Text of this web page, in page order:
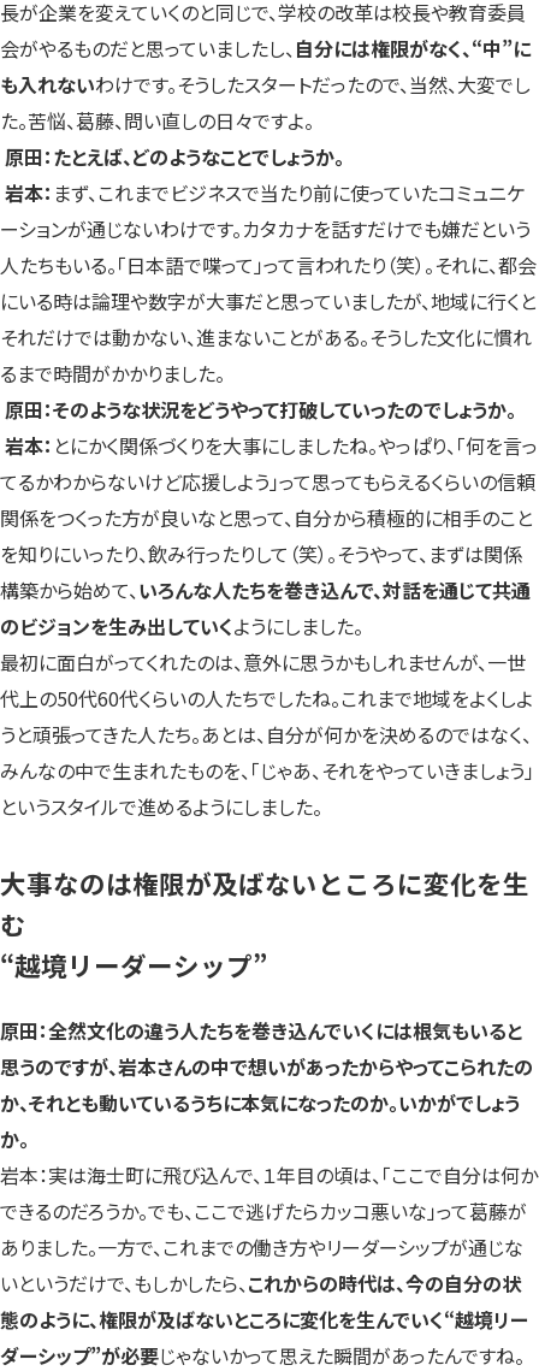
長が企業を変えていくのと同じで、学校の改革は校長や教育委員
会がやるものだと思っていましたし、自分には権限がなく、“中”に
も入れないわけです。そうしたスタートだったので、当然、大変でし
た。苦悩、葛藤、問い直しの日々ですよ。
原田：たとえば、どのようなことでしょうか。
岩本： まず、これまでビジネスで当たり前に使っていたコミュニケ
ーションが通じないわけです。カタカナを話すだけでも嫌だという
人たちもいる。「日本語で喋って」って言われたり（笑）。それに、都会
にいる時は論理や数字が大事だと思っていましたが、地域に行くと
それだけでは動かない、進まないことがある。そうした文化に慣れ
るまで時間がかかりました。
原田：そのような状況をどうやって打破していったのでしょうか。
岩本： とにかく関係づくりを大事にしましたね。やっぱり、「何を言っ
てるかわからないけど応援しよう」って思ってもらえるくらいの信頼
関係をつくった方が良いなと思って、自分から積極的に相手のこと
を知りにいったり、飲み行ったりして（笑）。そうやって、まずは関係
構築から始めて、いろんな人たちを巻き込んで、対話を通じて共通
のビジョンを生み出していくようにしました。
最初に面白がってくれたのは、意外に思うかもしれませんが、一世
代上の50代60代くらいの人たちでしたね。これまで地域をよくしよ
うと頑張ってきた人たち。あとは、自分が何かを決めるのではなく、
みんなの中で生まれたものを、「じゃあ、それをやっていきましょう」
というスタイルで進めるようにしました。
大事なのは権限が及ばないところに変化を生
む
“越境リーダーシップ”
原田：全然文化の違う人たちを巻き込んでいくには根気もいると
思うのですが、岩本さんの中で想いがあったからやってこられたの
か、それとも動いているうちに本気になったのか。いかがでしょう
か。
岩本：実は海士町に飛び込んで、１年目の頃は、「ここで自分は何か
できるのだろうか。でも、ここで逃げたらカッコ悪いな」って葛藤が
ありました。一方で、これまでの働き方やリーダーシップが通じな
いというだけで、もしかしたら、これからの時代は、今の自分の状
態のように、権限が及ばないところに変化を生んでいく“越境リー
ダーシップ”が必要じゃないかって思えた瞬間があったんですね。